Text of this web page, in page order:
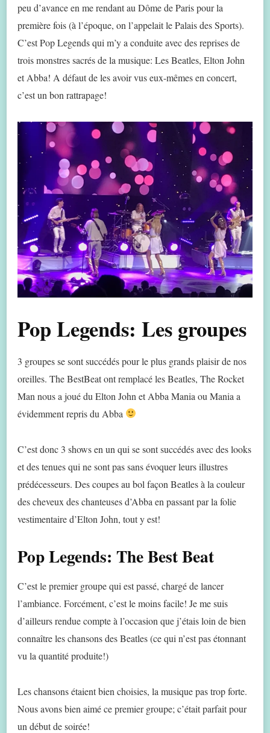
peu d’avance en me rendant au Dôme de Paris pour la
première fois (à l’époque, on l’appelait le Palais des Sports).
C’est Pop Legends qui m’y a conduite avec des reprises de
trois monstres sacrés de la musique: Les Beatles, Elton John
et Abba! A défaut de les avoir vus eux-mêmes en concert,
c’est un bon rattrapage!
Pop Legends: Les groupes
3 groupes se sont succédés pour le plus grands plaisir de nos
oreilles. The BestBeat ont remplacé les Beatles, The Rocket
Man nous a joué du Elton John et Abba Mania ou Mania a
évidemment repris du Abba
C’est donc 3 shows en un qui se sont succédés avec des looks
et des tenues qui ne sont pas sans évoquer leurs illustres
prédécesseurs. Des coupes au bol façon Beatles à la couleur
des cheveux des chanteuses d’Abba en passant par la folie
vestimentaire d’Elton John, tout y est!
Pop Legends: The Best Beat
C’est le premier groupe qui est passé, chargé de lancer
l’ambiance. Forcément, c’est le moins facile! Je me suis
d’ailleurs rendue compte à l’occasion que j’étais loin de bien
connaître les chansons des Beatles (ce qui n’est pas étonnant
vu la quantité produite!)
Les chansons étaient bien choisies, la musique pas trop forte.
Nous avons bien aimé ce premier groupe; c’était parfait pour
un début de soirée!